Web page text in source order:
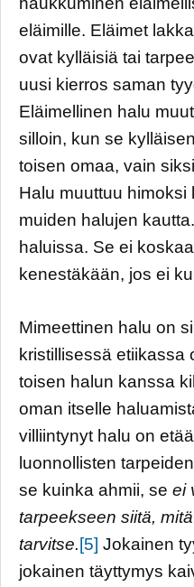
eläimille. Eläimet
ovat kylläisiä tai
uusi kierros saman
Eläimellinen halu
silloin, kun se
toisen omaa, vain
Halu muuttuu
muiden halujen
haluissa. Se ei
kenestäkään, jos ei
Mimeettinen halu on
kristillisessä etiikassa
toisen halun kanssa
oman itselle
villiintynyt halu on
luonnollisten
se kuinka ahmii, se ei
tarpeekseen siitä,
tarvitse.[5] Jokainen
jokainen täyttymys